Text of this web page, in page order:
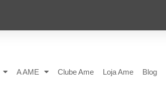
A AME Clube Ame Loja Ame Blog